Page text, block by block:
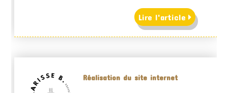
Lire l'article
Réalisation du site internet